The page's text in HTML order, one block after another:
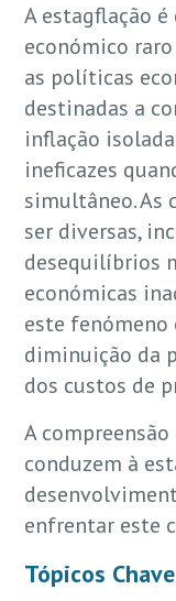
A estagflação
económico
as políticas
destinadas a
inflação
ineficazes
simultâneo. As
ser diversas,
desequilíbrios
económicas
este fenómeno
diminuição da
dos custos de
A
conduzem à
enfrentar este
Tópicos Chave